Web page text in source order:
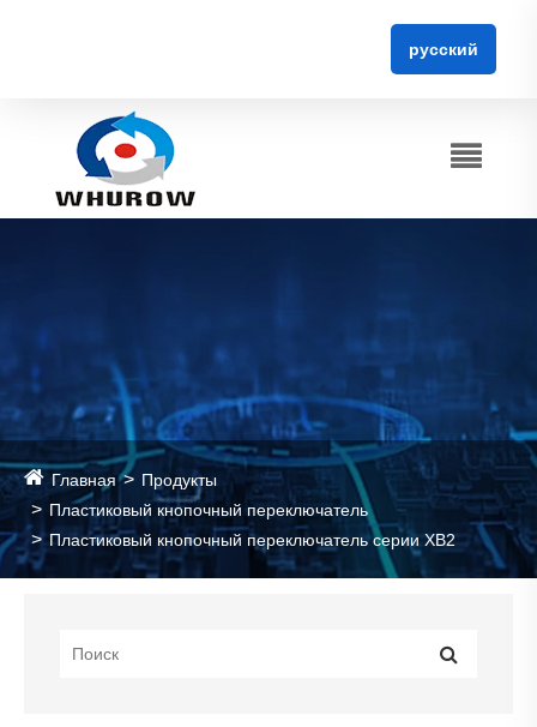
русский
Главная
Продукты
Пластиковый кнопочный переключатель
Пластиковый кнопочный переключатель серии XB2